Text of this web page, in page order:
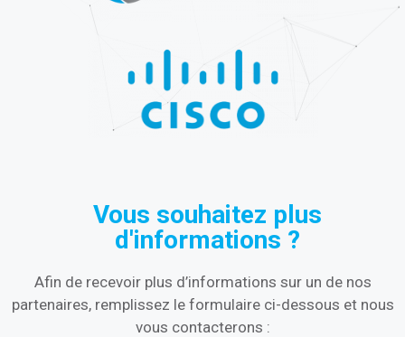
Vous souhaitez plus
d'informations ?
Afin de recevoir plus d’informations sur un de nos
partenaires, remplissez le formulaire ci-dessous et nous
vous contacterons :